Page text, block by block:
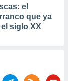
el
que ya
siglo XX